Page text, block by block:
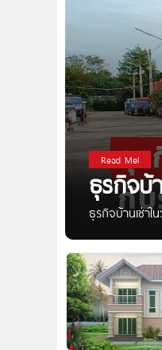
Read Me!
ธุรกิจบ้
ธุรกิจบ้านเช่า
ในการวางแผ
ตั้งแต่จำความ
34 ปี !!!
อยู่ในธุรกิจนี้เช่